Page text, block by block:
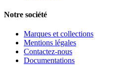
Notre société
Marques et collections
Mentions légales
Contactez-nous
Documentations